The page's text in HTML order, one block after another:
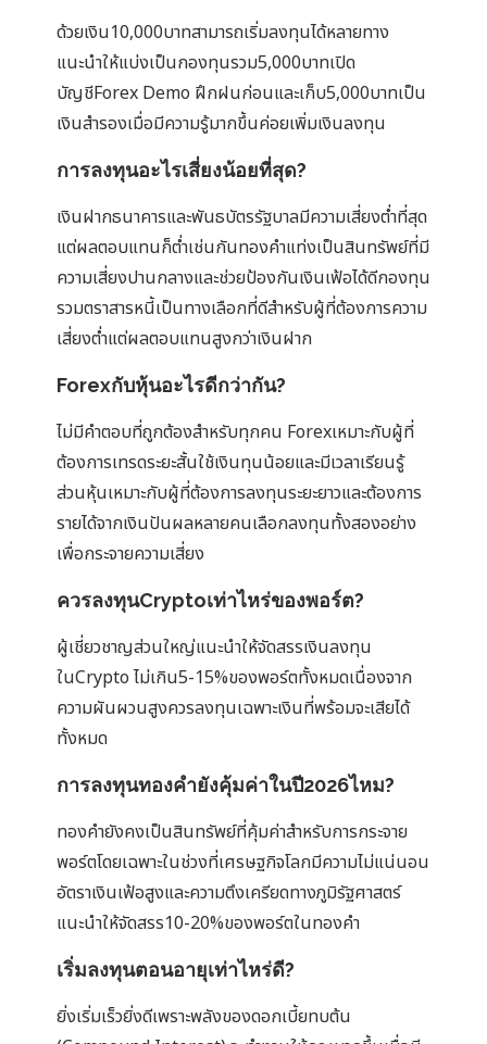
ด้วยเงิน10,000บาทสามารถเริ่มลงทุนได้หลายทาง
แนะนำให้แบ่งเป็นกองทุนรวม5,000บาทเปิด
บัญชีForex Demo ฝึกฝนก่อนและเก็บ5,000บาทเป็น
เงินสำรองเมื่อมีความรู้มากขึ้นค่อยเพิ่มเงินลงทุน
การลงทุนอะไรเสี่ยงน้อยที่สุด?
เงินฝากธนาคารและพันธบัตรรัฐบาลมีความเสี่ยงต่ำที่สุด
แต่ผลตอบแทนก็ต่ำเช่นกันทองคำแท่งเป็นสินทรัพย์ที่มี
ความเสี่ยงปานกลางและช่วยป้องกันเงินเฟ้อได้ดีกองทุน
รวมตราสารหนี้เป็นทางเลือกที่ดีสำหรับผู้ที่ต้องการความ
เสี่ยงต่ำแต่ผลตอบแทนสูงกว่าเงินฝาก
Forexกับหุ้นอะไรดีกว่ากัน?
ไม่มีคำตอบที่ถูกต้องสำหรับทุกคน Forexเหมาะกับผู้ที่
ต้องการเทรดระยะสั้นใช้เงินทุนน้อยและมีเวลาเรียนรู้
ส่วนหุ้นเหมาะกับผู้ที่ต้องการลงทุนระยะยาวและต้องการ
รายได้จากเงินปันผลหลายคนเลือกลงทุนทั้งสองอย่าง
เพื่อกระจายความเสี่ยง
ควรลงทุนCryptoเท่าไหร่ของพอร์ต?
ผู้เชี่ยวชาญส่วนใหญ่แนะนำให้จัดสรรเงินลงทุน
ในCrypto ไม่เกิน5-15%ของพอร์ตทั้งหมดเนื่องจาก
ความผันผวนสูงควรลงทุนเฉพาะเงินที่พร้อมจะเสียได้
ทั้งหมด
การลงทุนทองคำยังคุ้มค่าในปี2026ไหม?
ทองคำยังคงเป็นสินทรัพย์ที่คุ้มค่าสำหรับการกระจาย
พอร์ตโดยเฉพาะในช่วงที่เศรษฐกิจโลกมีความไม่แน่นอน
อัตราเงินเฟ้อสูงและความตึงเครียดทางภูมิรัฐศาสตร์
แนะนำให้จัดสรร10-20%ของพอร์ตในทองคำ
เริ่มลงทุนตอนอายุเท่าไหร่ดี?
ยิ่งเริ่มเร็วยิ่งดีเพราะพลังของดอกเบี้ยทบต้น